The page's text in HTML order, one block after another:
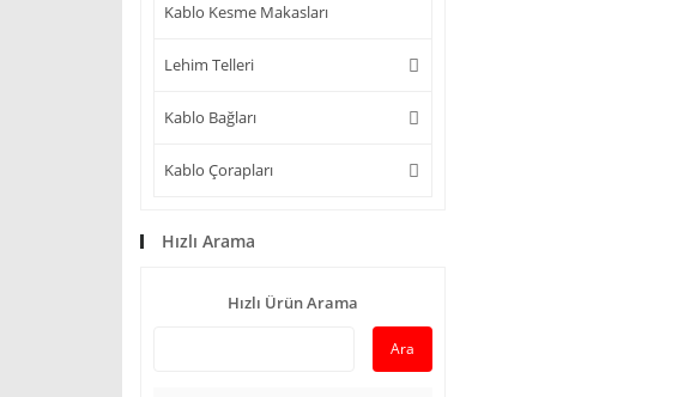
Kablo Kesme Makasları
Lehim Telleri
Kablo Bağları
Kablo Çorapları
Hızlı Arama
Hızlı Ürün Arama
Ara